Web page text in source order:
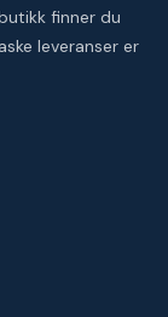
finner du
leveranser er